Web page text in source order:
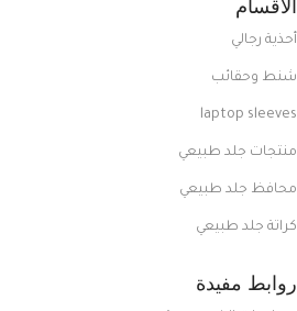
الاقسام
أحذية رجالي
شنط وحقائب
laptop sleeves
منتجات جلد طبيعي
محافظ جلد طبيعي
كراتة جلد طبيعي
روابط مفيدة